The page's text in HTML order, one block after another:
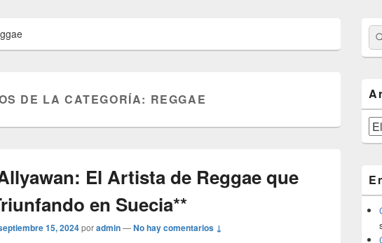
DE LA CATEGORÍA: REGGAE
El Artista de Reggae que
en Suecia**
15, 2024poradmin—No hay comentarios ↓
área
de
lateral